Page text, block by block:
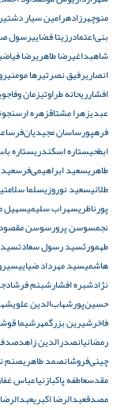
منوچهرزادهرامین سیار دشتی
بنی‌اعتمادرزیتا فضاییرسول
شاهبداغیرضا طاهریرضا
انصاریرفیق نصرتیرها مومنی
افشارریحانه طراوتیزمان
عبدیزهرا مشتاقزهره
فرهپورساسان مجیدیان‌فر
ابطحیستاره اسکندریستاره
طاهریسعید ابراهیمی‌فر
طلائیسعید نوروزیسلما سلامتی
پورناظریسهراب سلیمیسهیل
نجمسوسن پرورسوسن
طهمورثسید رسول سعادتسید
هاشمیسید مهرداد ضیایی
نژادشبره افشارشبنم
حسین‌پورشهاب‌الدین علوی
فاخرشیرین بزرگمهرشیما
رمضانیانصدرالدین زاهد
چینی‌فروشانصمد طاهریصنم
مقدسعاطفه پاکبازنیاعباس
مصدقعبدالرضا اکبری